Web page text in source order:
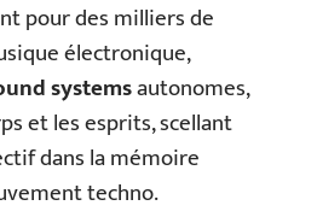
pour des milliers de
électronique,
systemsautonomes,
et les esprits, scellant
dans la mémoire
techno.